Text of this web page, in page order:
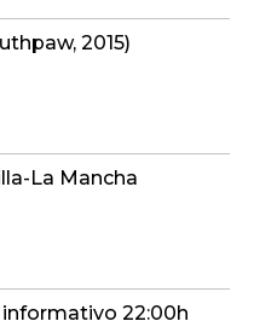
2015)
La Mancha
22:00h